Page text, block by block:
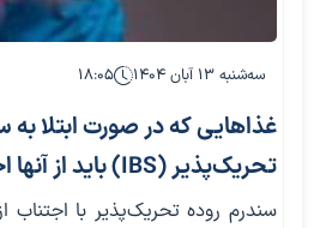
سه‌شنبه ۱۳ آبان ۱۴۰۴ ۱۸:۰۵
غذاهایی که در صورت ابتلا به
تحریک‌پذیر (IBS) باید از آنها اجتناب کنید
سندرم روده تحریک‌پذیر با